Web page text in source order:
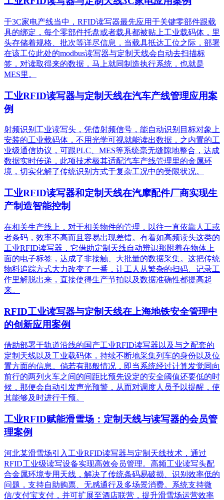
于3C家电产线当中，RFID读写器最先应用于关键零部件跟载
具的绑定，每个零部件托盘或者载具都被贴上工业载码体，里
头存储着规格、批次等详尽信息，当载具抵达工位之际，部署
在该工位此处的modbus读写器与定制天线会自动去扫描标
签，对读取得来的数据，马上就同制造执行系统，也就是
MES里。
工业RFID读写器与定制天线在汽车产线管理应用案
例
射频识别工业读写头，凭借射频信号，能自动识别目标对象上
安装的工业载码体，不用光学可视就能读出数据，之内置的工
业级通信协议，可跟PLC、MES等系统毫无缝隙地整合，达成
数据实时传递，此项技术极其适配汽车产线管理里的金属环
境，切实化解了传统识别方式于复杂工况中的受限状况。
工业RFID读写器和定制天线在汽摩配件厂商实现生
产制造智能控制
在相关生产线上，对于相关物件的管理，以往一直依靠人工或
者条码，效率不高而且容易出现差错。有着如高频读头这类的
工业RFID读写器，它借助定制天线自动辨识那附着在物体上
面的电子标签，达成了非接触、大批量的数据采集。这把传统
物料追踪方式大力改变了一番，让工人从繁杂的扫码、记录工
作里解脱出来，直接使得生产节拍以及数据准确性都提高起
来。
RFID工业读写器与定制天线在上海地铁安全管理中
的创新应用案例
借助部署于轨道沿线的国产工业RFID读写器以及与之配套的
定制天线以及工业载码体，持续不断地采集列车的身份以及位
置方面的信息。倘若有那般情况，即当系统经过计算发觉同向
前行的两列火车之间的间距比预先设定的安全阈值还要低的时
候，那便会自动引发声光预警，从而对调度人员予以提醒，使
其能够及时进行干预。
工业RFID赋能滑雪场：定制天线与读写器的会员管
理案例
河北某滑雪场引入工业RFID读写器与定制天线技术，通过
RFID工业级读写设备实现高效会员管理。高频工业读写头配
合金属环境专用天线，解决了传统条码易破损、识别效率低的
问题，支持自助购票、无感通行及多场景消费。系统支持微
信/支付宝支付，并可扩展至酒店联营，提升滑雪场运营效率